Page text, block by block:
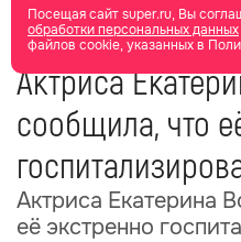
Посещая сайт super.ru, Вы
обработки персональных данных
файлов cookie, указанных в
главная новости о
21 июня 19:10
Актриса
сообщила, что
Актриса Екатерина
её экстренно